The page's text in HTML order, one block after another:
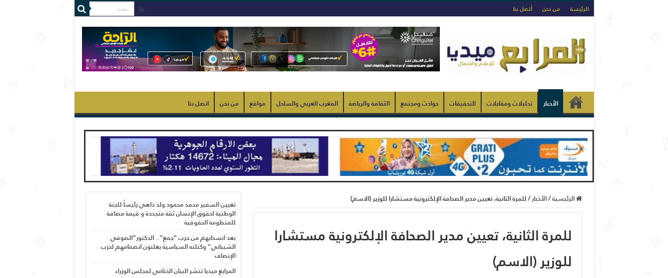
الرئيسة من نحن أتصل بنا
الأخبار تحليلات ومقابلات التحقيقات حوادث ومجتمع الثقافة والرياضة المغرب العربي والساحل مواقع من نحن اتصل بنا
الرئيسية/الأخبار/للمرة الثانية، تعيين مدير الصحافة الإلكترونية مستشارا للوزير (الاسم)
للمرة الثانية، تعيين مدير الصحافة الإلكترونية مستشارا
للوزير (الاسم)
تعيين السفير محمد محمود ولد داهي رئيساً للجنة
الوطنية لحقوق الإنسان ثقة متجددة و قيمة مضافة
للمنظومة الحقوقية
بعد انسحابهم من حزب “جمع”.. الدكتور”الصوفي
الشيباني” وكتلته السياسية يعلنون انضمامهم لحزب
الإنصاف
المرابع ميديا تنشر البيان الختامي لمجلس الوزراء